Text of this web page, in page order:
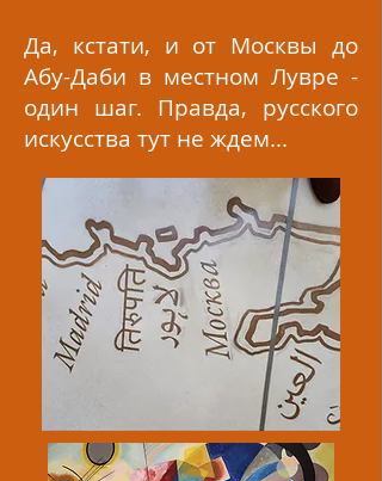
Да, кстати, и от Москвы до
Абу-Даби в местном Лувре -
один шаг. Правда, русского
искусства тут не ждем...